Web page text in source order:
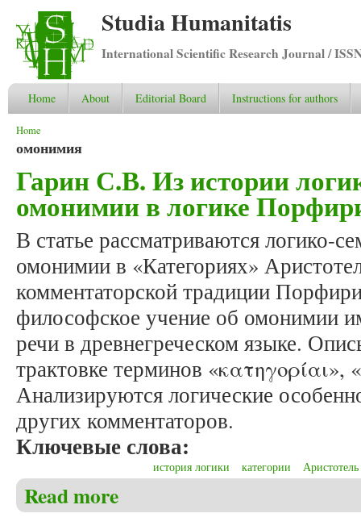
Studia Humanitatis
International Scientific Research Journal /
Home About Editorial Board Instructions for authors
You are here
Home
омонимия
Гарин С.В. Из истории
омонимии в логике
В статье рассматриваются логико-
омонимии в «Категориях»
комментаторской традиции
философское учение об омонимии
речи в древнегреческом языке.
трактовке терминов
Анализируются логические
других комментаторов.
Ключевые слова:
история логики категории Аристотель
Read more